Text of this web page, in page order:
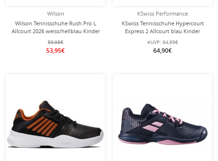
Wilson
Wilson Tennisschuhe Rush Pro L
Allcourt 2026 weiss/hellblau Kinder
59,95€
53,95€
KSwiss Performance
KSwiss Tennisschuhe Hypercourt
Express 2 Allcourt blau Kinder
eUVP: 94,99€
64,90€